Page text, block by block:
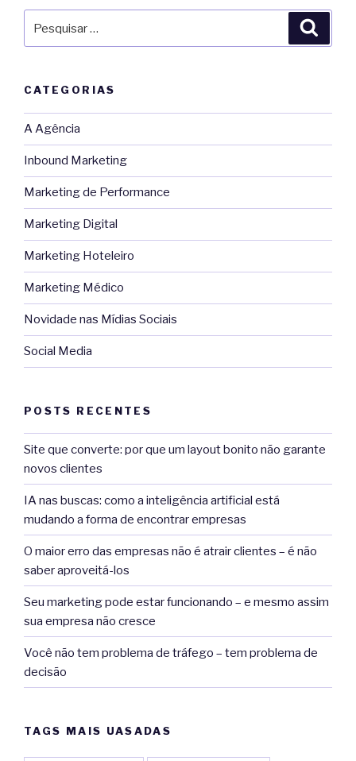
CATEGORIAS
A Agência
Inbound Marketing
Marketing de Performance
Marketing Digital
Marketing Hoteleiro
Marketing Médico
Novidade nas Mídias Sociais
Social Media
POSTS RECENTES
Site que converte: por que um layout bonito não garante
novos clientes
IA nas buscas: como a inteligência artificial está
mudando a forma de encontrar empresas
O maior erro das empresas não é atrair clientes – é não
saber aproveitá-los
Seu marketing pode estar funcionando – e mesmo assim
sua empresa não cresce
Você não tem problema de tráfego – tem problema de
decisão
TAGS MAIS UASADAS